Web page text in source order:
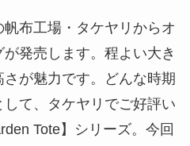
布工場・タケヤリからオ
発売します。程よい大き
が魅力です。どんな時期
て、タケヤリでご好評い
Tote】シリーズ。今回